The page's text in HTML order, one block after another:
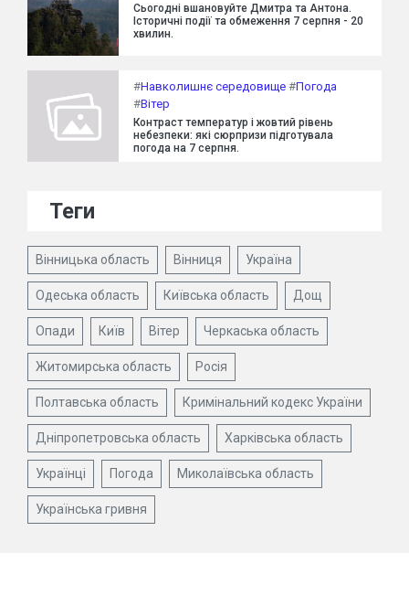
Сьогодні вшановуйте Дмитра та Антона.
Історичні події та обмеження 7 серпня - 20
хвилин.
#Навколишнє середовище #Погода
#Вітер
Контраст температур і жовтий рівень
небезпеки: які сюрпризи підготувала
погода на 7 серпня.
Теги
Вінницька область Вінниця Україна
Одеська область Київська область Дощ
Опади Київ Вітер Черкаська область
Житомирська область Росія
Полтавська область Кримінальний кодекс України
Дніпропетровська область Харківська область
Українці Погода Миколаївська область
Українська гривня